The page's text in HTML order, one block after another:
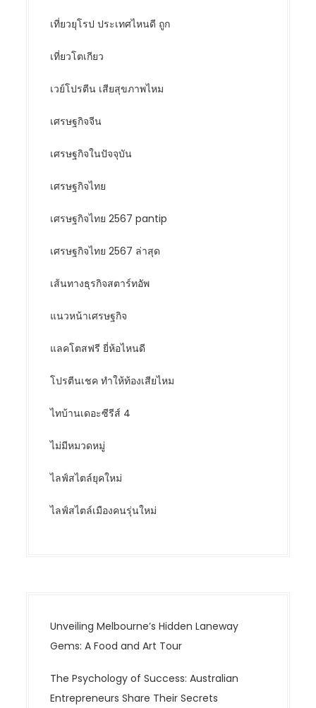
เที่ยวยุโรป ประเทศไหนดี ถูก
เที่ยวโตเกียว
เวย์โปรตีน เสียสุขภาพไหม
เศรษฐกิจจีน
เศรษฐกิจในปัจจุบัน
เศรษฐกิจไทย
เศรษฐกิจไทย 2567 pantip
เศรษฐกิจไทย 2567 ล่าสุด
เส้นทางธุรกิจสตาร์ทอัพ
แนวหน้าเศรษฐกิจ
แลคโตสฟรี ยี่ห้อไหนดี
โปรตีนเชค ทำให้ท้องเสียไหม
ไทบ้านเดอะซีรีส์ 4
ไม่มีหมวดหมู่
ไลฟ์สไตล์ยุคใหม่
ไลฟ์สไตล์เมืองคนรุ่นใหม่
Unveiling Melbourne’s Hidden Laneway
Gems: A Food and Art Tour
The Psychology of Success: Australian
Entrepreneurs Share Their Secrets